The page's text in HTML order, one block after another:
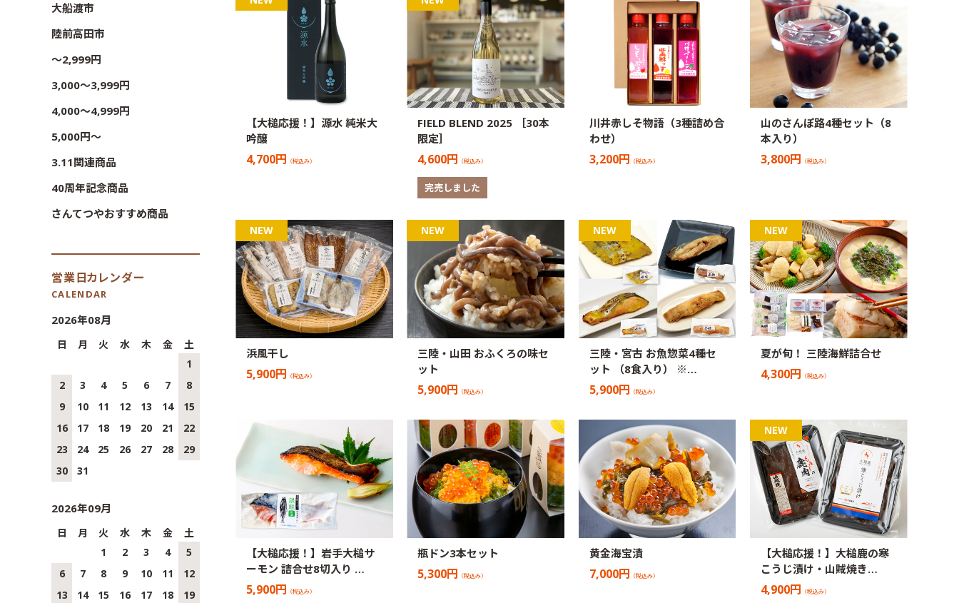
【大槌応援！】源水 純米大
吟醸
4,700円 （税込み）
FIELD BLEND 2025 ［30本
限定］
4,600円 （税込み）
完売しました
川井赤しそ物語（3種詰め合
わせ）
3,200円 （税込み）
山のさんぽ路4種セット（8
本入り）
3,800円 （税込み）
浜風干し
5,900円 （税込み）
三陸・山田 おふくろの味セ
ット
5,900円 （税込み）
三陸・宮古 お魚惣菜4種セ
ット （8食入り） ※…
5,900円 （税込み）
夏が旬！ 三陸海鮮詰合せ
4,300円 （税込み）
【大槌応援！】岩手大槌サ
ーモン 詰合せ8切入り …
5,900円 （税込み）
瓶ドン3本セット
5,300円 （税込み）
黄金海宝漬
7,000円 （税込み）
【大槌応援！】大槌鹿の寒
こうじ漬け・山賊焼き…
4,900円 （税込み）
大船渡市
陸前高田市
〜2,999円
3,000〜3,999円
4,000〜4,999円
5,000円〜
3.11関連商品
40周年記念商品
さんてつやおすすめ商品
営業日カレンダー
CALENDAR
2026年08月
日 月 火 水 木 金
土
1
2
3 4 5 6 7
8
9
10 11 12 13 14
15
16
17 18 19 20 21
22
23
24 25 26 27 28
29
30
31
2026年09月
日 月 火 水 木 金
土
1
2 3 4
5
6
7 8 9 10 11
12
13
14 15 16 17 18
19